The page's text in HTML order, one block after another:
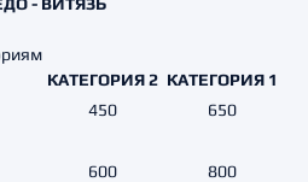
КАТЕГОРИЯ 2 КАТЕГОРИЯ 1
450 650
600 800